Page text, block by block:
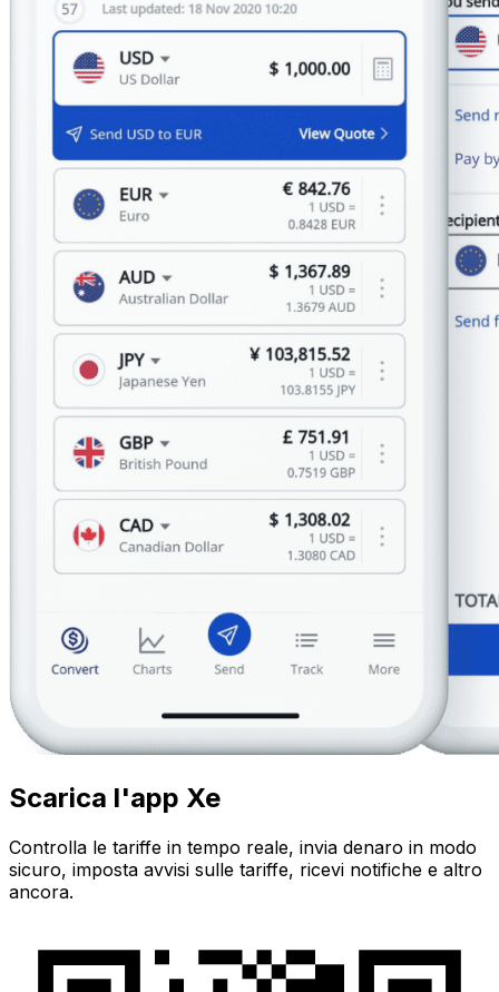
Scarica l'app Xe
Controlla le tariffe in tempo reale, invia denaro in modo
sicuro, imposta avvisi sulle tariffe, ricevi notifiche e altro
ancora.